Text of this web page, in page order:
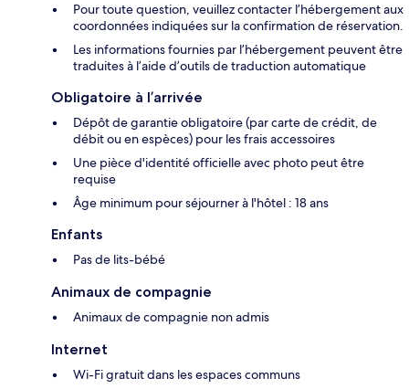
Pour toute question, veuillez contacter l’hébergement aux
coordonnées indiquées sur la confirmation de réservation.
Les informations fournies par l’hébergement peuvent être
traduites à l’aide d’outils de traduction automatique
Obligatoire à l’arrivée
Dépôt de garantie obligatoire (par carte de crédit, de
débit ou en espèces) pour les frais accessoires
Une pièce d'identité officielle avec photo peut être
requise
Âge minimum pour séjourner à l'hôtel : 18 ans
Enfants
Pas de lits-bébé
Animaux de compagnie
Animaux de compagnie non admis
Internet
Wi-Fi gratuit dans les espaces communs